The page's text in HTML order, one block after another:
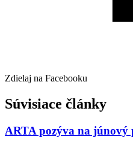
Zdielaj na Facebooku
Súvisiace články
ARTA pozýva na júnový